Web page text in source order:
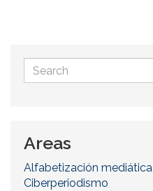
Search
form
Areas
Alfabetización mediática
Ciberperiodismo